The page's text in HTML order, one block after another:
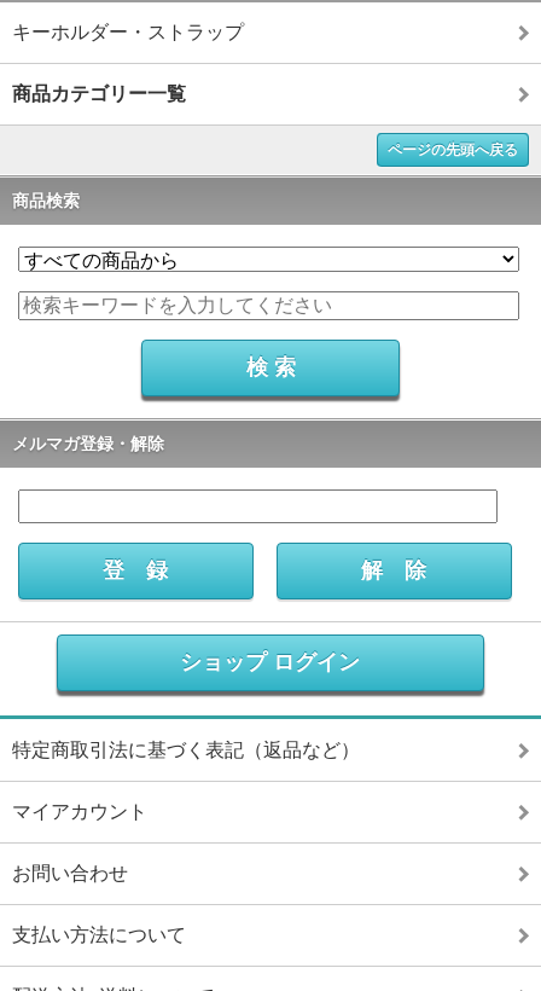
キーホルダー・ストラップ
商品カテゴリー一覧
ページの先頭へ戻る
商品検索
メルマガ登録・解除
ショップ ログイン
特定商取引法に基づく表記（返品など）
マイアカウント
お問い合わせ
支払い方法について